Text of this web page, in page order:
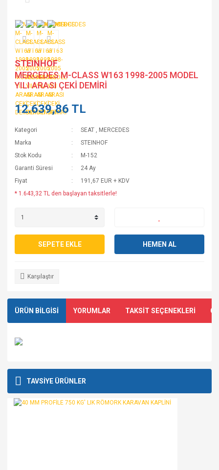
STEINHOF
MERCEDES M-CLASS W163 1998-2005 MODEL
YILI ARASI ÇEKİ DEMİRİ
12.639,86 TL
Kategori SEAT , MERCEDES
Marka
STEINHOF
Stok Kodu
M-152
Garanti Süresi
24 Ay
Fiyat
191,67 EUR + KDV
* 1.643,32 TL den başlayan taksitlerle!
SEPETE EKLE HEMEN AL
Karşılaştır
ÜRÜN BİLGİSİ YORUMLAR TAKSİT SEÇENEKLERİ
Bu ürüne ilk yorumu siz yapın!
kullanarak tarafımıza iletebilirsiniz.
Görüş ve önerileriniz için teşekkür ederiz.
TAVSİYE ÜRÜNLER